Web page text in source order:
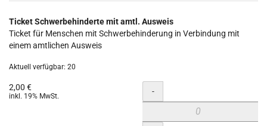
Ticket Schwerbehinderte mit amtl. Ausweis
Ticket für Menschen mit Schwerbehinderung in Verbindung mit
einem amtlichen Ausweis
Aktuell verfügbar: 20
2,00 €
inkl. 19% MwSt. Menge
-